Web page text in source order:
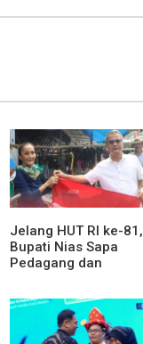
Jelang HUT RI ke-81,
Bupati Nias Sapa
Pedagang dan
Merah Putih